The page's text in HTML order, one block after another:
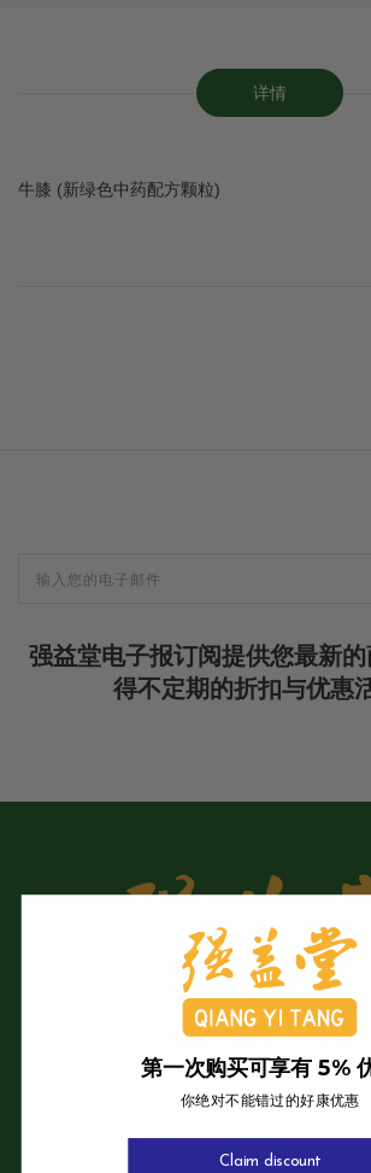
详情
牛膝 (新绿色中药配方颗粒)
强益堂电子报订阅提供您最新
得不定期的折扣与优惠
强益堂全息中医诊所
强益堂全息中医诊所(槟
第一次购买可享有 5%
你绝对不能错过的好康优惠
Claim discount